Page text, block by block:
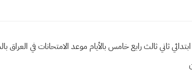
نصف السنة سادس ابتدائي 2024 اول ابتدائي ثاني ثالث رابع خامس بالأيام موعد